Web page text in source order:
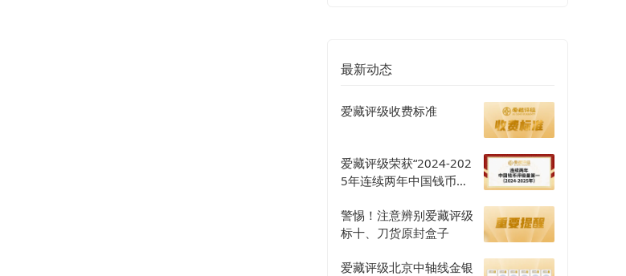
最新动态
爱藏评级收费标准
爱藏评级荣获“2024-202
5年连续两年中国钱币评
警惕！注意辨别爱藏评级
标十、刀货原封盒子
爱藏评级北京中轴线金银